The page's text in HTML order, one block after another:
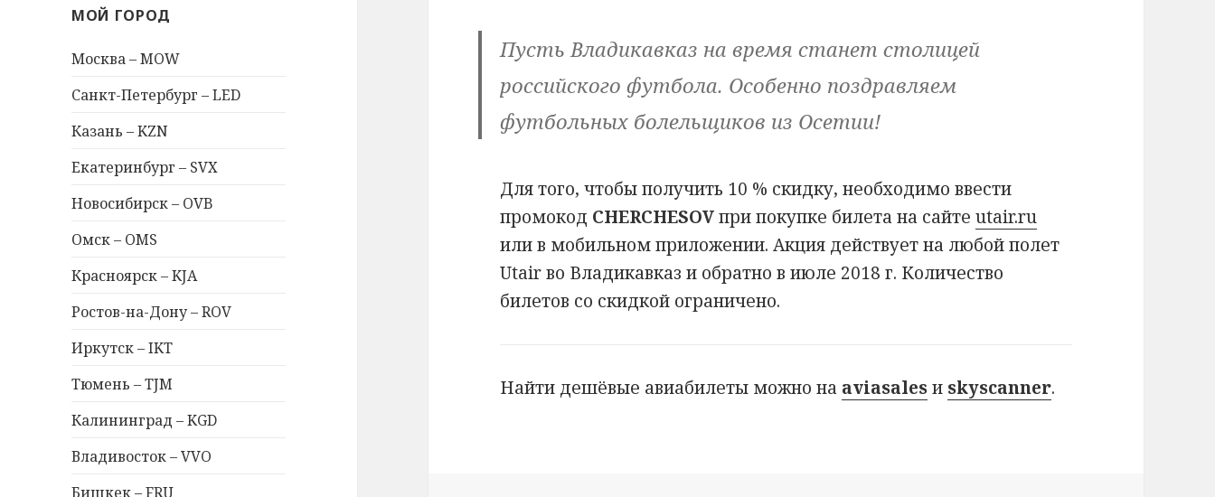
МОЙ ГОРОД
Москва – MOW
Санкт-Петербург – LED
Казань – KZN
Екатеринбург – SVX
Новосибирск – OVB
Омск – OMS
Красноярск – KJA
Ростов-на-Дону – ROV
Иркутск – IKT
Тюмень – TJM
Калининград – KGD
Владивосток – VVO
Бишкек – FRU
Пусть Владикавказ на время станет столицей
российского футбола. Особенно поздравляем
футбольных болельщиков из Осетии!
Для того, чтобы получить 10 % скидку, необходимо ввести
промокод CHERCHESOVпри покупке билета на сайтеutair.ru
или в мобильном приложении. Акция действует на любой полет
Utair во Владикавказ и обратно в июле 2018 г. Количество
билетов со скидкой ограничено.
Найти дешёвые авиабилеты можно на aviasalesи skyscanner.